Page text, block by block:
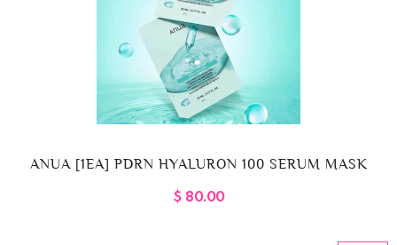
ANUA [1EA] PDRN HYALURON 100 SERUM MASK
$ 80.00